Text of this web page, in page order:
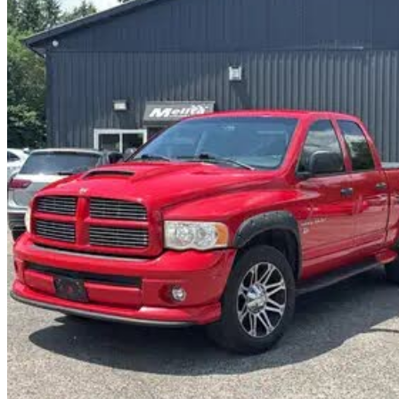
2005 Dodge RAM 1500
SLT Quad Cab 4WD304 624 km
9 999 $ Aucune
176 $/mois env.
Fergus, ON